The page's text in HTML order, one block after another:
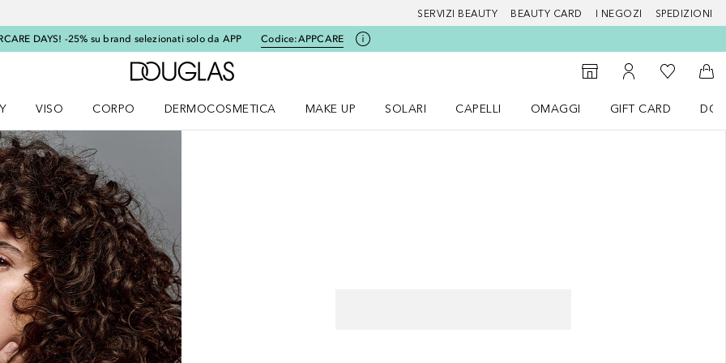
SERVIZI BEAUTY BEAUTY CARD I NEGOZI SPEDIZIONI
DAYS! -25% su brand selezionati solo da APP Codice:APPCARE
A Douglas Home
StorefinderAl Mio Account
Alla Mia
Al
VISO
CORPO
DERMOCOSMETICA
MAKE UP
SOLARI
CAPELLI
OMAGGI
GIFT CARD